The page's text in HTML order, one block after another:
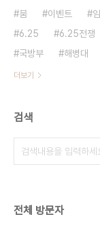
붐
이벤트
6.25
6.25전쟁
국방부
해병대
더보기
검색
전체 방문자